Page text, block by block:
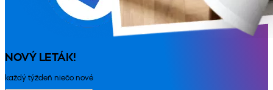
NOVÝ LETÁK!
každý týždeň niečo nové